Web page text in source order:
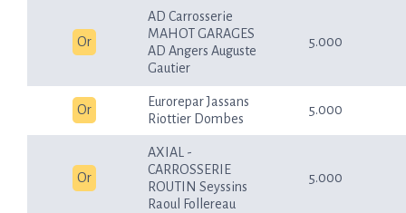
Or
AD Carrosserie
MAHOT GARAGES
AD Angers Auguste
Gautier
5.000
Or
Eurorepar Jassans
Riottier Dombes
5.000
Or
AXIAL -
CARROSSERIE
ROUTIN Seyssins
Raoul Follereau
5.000